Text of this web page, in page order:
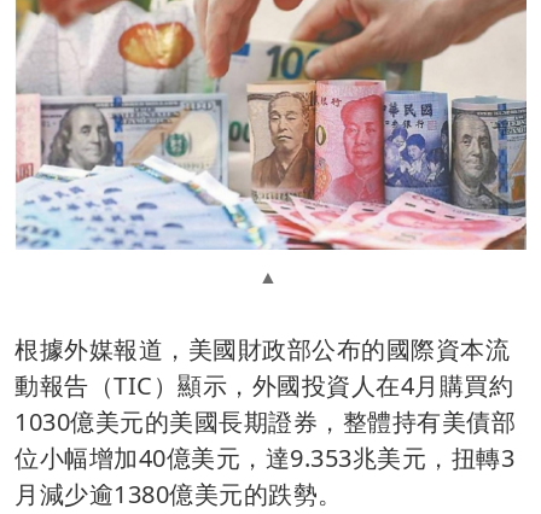
根據外媒報道，美國財政部公布的國際資本流
動報告（TIC）顯示，外國投資人在4月購買約
1030億美元的美國長期證券，整體持有美債部
位小幅增加40億美元，達9.353兆美元，扭轉3
月減少逾1380億美元的跌勢。